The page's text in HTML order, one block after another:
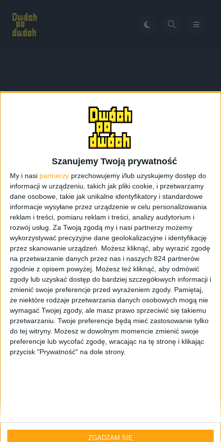
Szanujemy Twoją prywatność
My i nasi partnerzy przechowujemy i/lub uzyskujemy dostęp do
informacji w urządzeniu, takich jak pliki cookie, i przetwarzamy
dane osobowe, takie jak unikalne identyfikatory i standardowe
informacje wysyłane przez urządzenie w celu personalizowania
reklam i treści, pomiaru reklam i treści, analizy audytorium i
rozwój usług. Za Twoją zgodą my i nasi partnerzy możemy
wykorzystywać precyzyjne dane geolokalizacyjne i identyfikację
przez skanowanie urządzeń. Możesz kliknąć, aby wyrazić zgodę
na przetwarzanie danych przez nas i naszych 824 partnerów
zgodnie z opisem powyżej. Możesz też kliknąć, aby odmówić
zgody lub uzyskać dostęp do bardziej szczegółowych informacji i
zmienić swoje preferencje przed wyrażeniem zgody. Pamiętaj,
że niektóre rodzaje przetwarzania danych osobowych mogą nie
wymagać Twojej zgody, ale masz prawo sprzeciwić się takiemu
przetwarzaniu. Twoje preferencje będą mieć zastosowanie tylko
do tej witryny. Możesz w dowolnym momencie zmienić swoje
preferencje lub wycofać zgodę, wracając na tę stronę i klikając
przycisk "Prywatność" na dole strony.
ZGADZAM SIĘ
Relacja z premiery
Galaxy Tab S
Pierwsze wrażenia Tablety
Samsung Galaxy Tab S – Pierwsze
wrażenia prosto z Nowego Jorku